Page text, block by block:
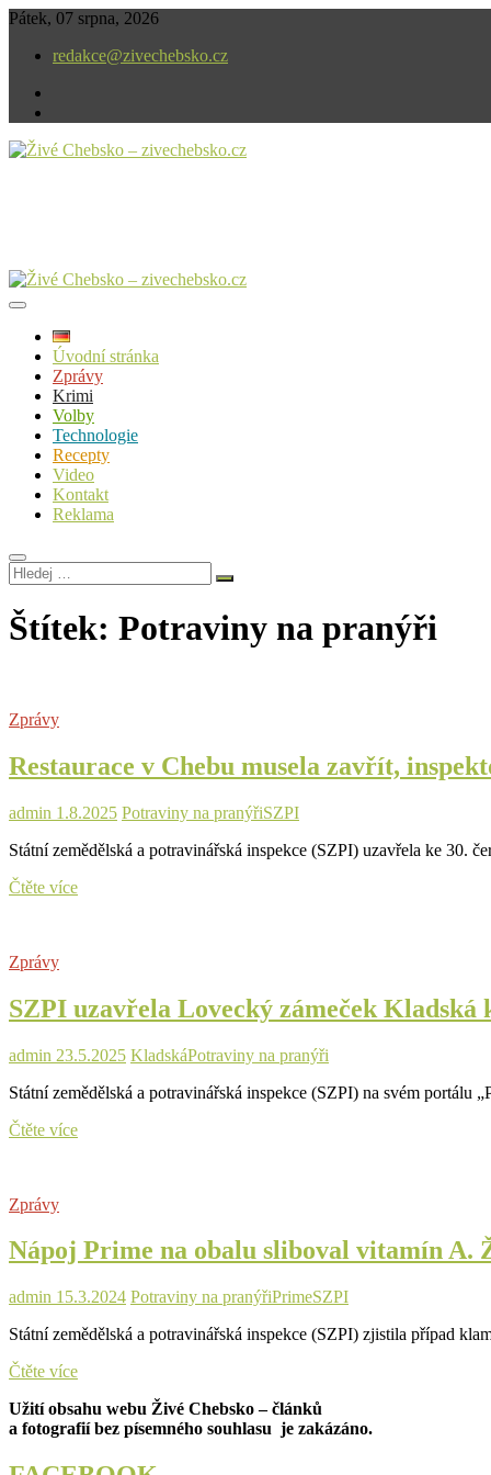
Skip
content
Pátek, 07 srpna, 2026
redakce@zivechebsko.cz
Úvodní stránka
Zprávy
Krimi
Volby
Technologie
Recepty
Video
Kontakt
Reklama
Hledej
…
Štítek: Potraviny na pranýři
Zprávy
Restaurace v Chebu musela zavřít,
admin 1.8.2025 Potraviny na pranýřiSZPI
Státní zemědělská a potravinářská inspekce (SZPI) uzavřela ke 30.
Čtěte víceRestaurace
tam
našli
trus
Zprávy
SZPI uzavřela Lovecký zámeček
admin 23.5.2025 KladskáPotraviny na pranýři
Státní zemědělská a potravinářská inspekce (SZPI) na svém
Čtěte víceSZPI
trusu
hlodavců
a
nečistotám
Zprávy
Nápoj Prime na obalu sliboval vitamín A.
admin 15.3.2024 Potraviny na pranýřiPrimeSZPI
Státní zemědělská a potravinářská inspekce (SZPI) zjistila případ
Čtěte víceNápoj
na
obalu
vitamín
Užití obsahu webu Živé Chebsko – článků
a fotografií bez písemného souhlasu je zakázáno.